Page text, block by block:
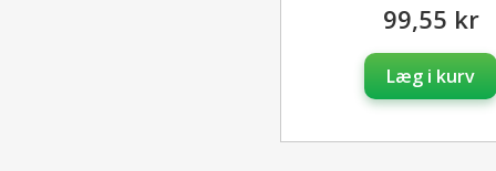
99,55 kr
Læg i kurv